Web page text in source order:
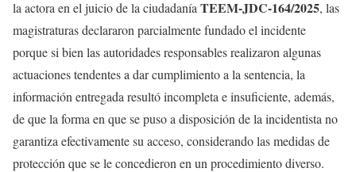
la actora en el juicio de la ciudadanía TEEM-JDC-164/2025, las
magistraturas declararon parcialmente fundado el incidente
porque si bien las autoridades responsables realizaron algunas
actuaciones tendentes a dar cumplimiento a la sentencia, la
información entregada resultó incompleta e insuficiente, además,
de que la forma en que se puso a disposición de la incidentista no
garantiza efectivamente su acceso, considerando las medidas de
protección que se le concedieron en un procedimiento diverso.